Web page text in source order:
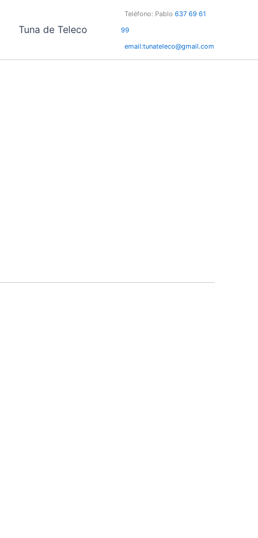
Tuna de Teleco
Teléfono: Pablo 637 69 61
99
email:tunateleco@gmail.com